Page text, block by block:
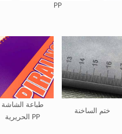
PP
طباعة الشاشة
الحريرية PP
ختم الساخنة